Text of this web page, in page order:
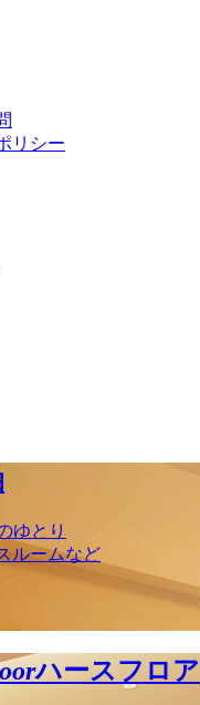
リシー
ゆとり
ルームなど
ハースフロア